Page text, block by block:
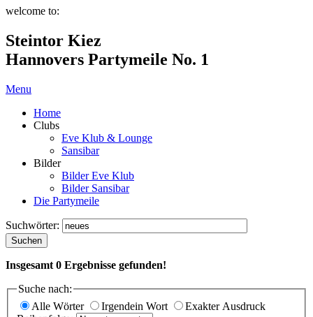
welcome to:
Steintor Kiez
Hannovers Partymeile No. 1
Menu
Home
Clubs
Eve Klub & Lounge
Sansibar
Bilder
Bilder Eve Klub
Bilder Sansibar
Die Partymeile
Suchwörter:
Suchen
Insgesamt 0 Ergebnisse gefunden!
Suche nach:
Alle Wörter
Irgendein Wort
Exakter Ausdruck